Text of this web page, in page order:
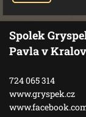
Spolek
Pavla v
724 065 314
www.gryspek.cz